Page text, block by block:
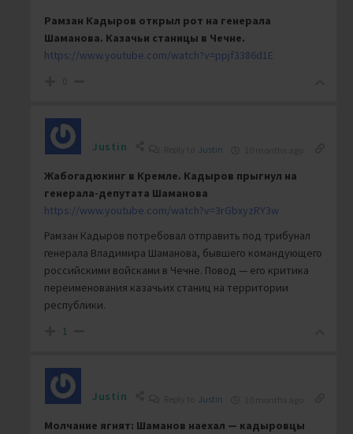
Рамзан Кадыров открыл рот на генерала
Шаманова. Казачьи станицы в Чечне.
https://www.youtube.com/watch?v=ppjf3386d1E
Justin Justin
Жабогадюкинг в Кремле. Кадыров прыгнул на
генерала-депутата Шаманова
https://www.youtube.com/watch?v=3rGbxyzRY3w
Рамзан Кадыров потребовал отправить под трибунал
генерала Владимира Шаманова, бывшего командующего
российскими войсками в Чечне. Повод — его критика
переименования казачьих станиц на территории
республики.
1
Justin Justin
Молчание ягнят: Шаманов наехал — кадыровцы